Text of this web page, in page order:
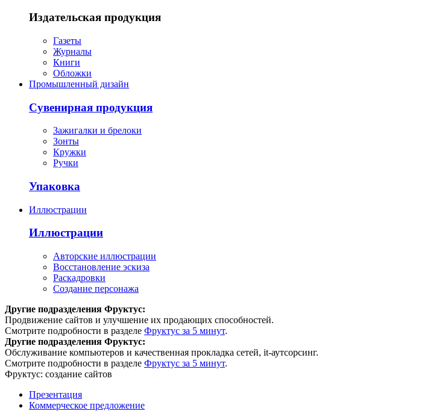
Издательская продукция
Газеты
Журналы
Книги
Обложки
Промышленный дизайн
Сувенирная продукция
Зажигалки и брелоки
Зонты
Кружки
Ручки
Упаковка
Иллюстрации
Иллюстрации
Авторские иллюстрации
Восстановление эскиза
Раскадровки
Создание персонажа
Другие подразделения Фруктус:
Продвижение сайтов и улучшение их продающих способностей.
Смотрите подробности в разделе Фруктус за 5 минут.
Другие подразделения Фруктус:
Обслуживание компьютеров и качественная прокладка сетей, it-аутсорсинг.
Смотрите подробности в разделе Фруктус за 5 минут.
Фруктус: создание сайтов
Презентация
Коммерческое предложение